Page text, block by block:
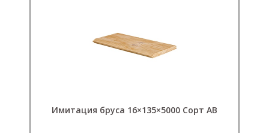
Имитация бруса 16×135×5000 Сорт АВ